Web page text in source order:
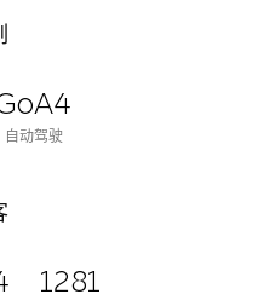
自动驾驶
1281